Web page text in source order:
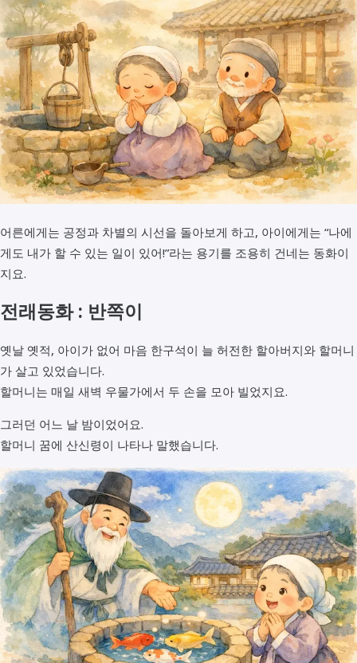
어른에게는 공정과 차별의 시선을 돌아보게 하고, 아이에게는 “나에
게도 내가 할 수 있는 일이 있어!”라는 용기를 조용히 건네는 동화이
지요.
전래동화 : 반쪽이
옛날 옛적, 아이가 없어 마음 한구석이 늘 허전한 할아버지와 할머니
가 살고 있었습니다.
할머니는 매일 새벽 우물가에서 두 손을 모아 빌었지요.
그러던 어느 날 밤이었어요.
할머니 꿈에 산신령이 나타나 말했습니다.